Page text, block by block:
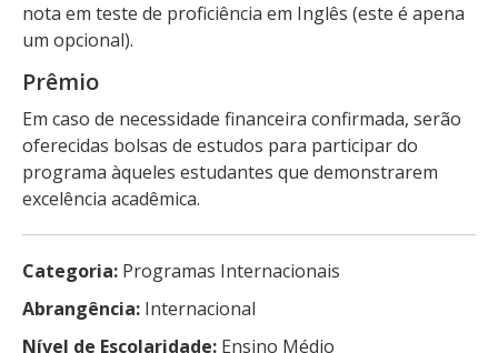
nota em teste de proficiência em Inglês (este é apena
um opcional).
Prêmio
Em caso de necessidade financeira confirmada, serão
oferecidas bolsas de estudos para participar do
programa àqueles estudantes que demonstrarem
excelência acadêmica.
Categoria: Programas Internacionais
Abrangência: Internacional
Nível de Escolaridade: Ensino Médio